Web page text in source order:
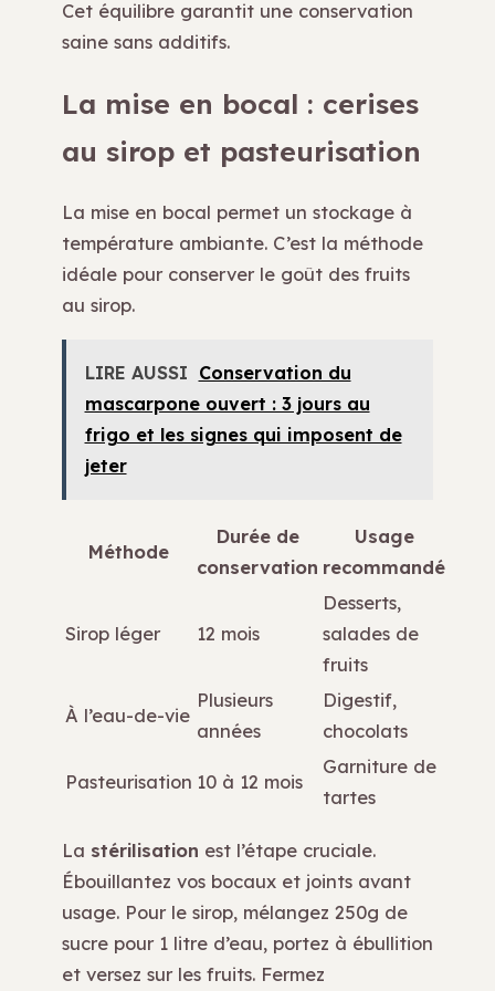
Cet équilibre garantit une conservation
saine sans additifs.
La mise en bocal : cerises
au sirop et pasteurisation
La mise en bocal permet un stockage à
température ambiante. C’est la méthode
idéale pour conserver le goût des fruits
au sirop.
LIRE AUSSI Conservation du
mascarpone ouvert : 3 jours au
frigo et les signes qui imposent de
jeter
Méthode
Durée de
conservation
Usage
recommandé
Sirop léger 12 mois
Desserts,
salades de
fruits
À l’eau-de-vie
Plusieurs
années
Digestif,
chocolats
Pasteurisation 10 à 12 mois
Garniture de
tartes
La stérilisation est l’étape cruciale.
Ébouillantez vos bocaux et joints avant
usage. Pour le sirop, mélangez 250g de
sucre pour 1 litre d’eau, portez à ébullition
et versez sur les fruits. Fermez